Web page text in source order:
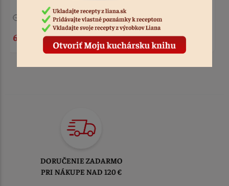
Kód: 5392 > 10
13,50 €
TOVAR ODOSIELAME
DO 1-2 PRACOVNÝCH DNÍ